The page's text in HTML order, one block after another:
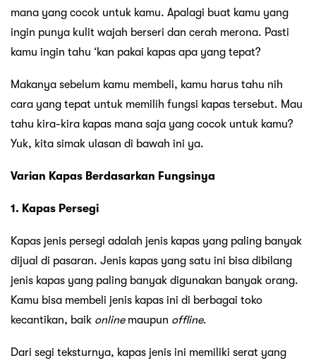
mana yang cocok untuk kamu. Apalagi buat kamu yang
ingin punya kulit wajah berseri dan cerah merona. Pasti
kamu ingin tahu ‘kan pakai kapas apa yang tepat?
Makanya sebelum kamu membeli, kamu harus tahu nih
cara yang tepat untuk memilih fungsi kapas tersebut. Mau
tahu kira-kira kapas mana saja yang cocok untuk kamu?
Yuk, kita simak ulasan di bawah ini ya.
Varian Kapas Berdasarkan Fungsinya
1. Kapas Persegi
Kapas jenis persegi adalah jenis kapas yang paling banyak
dijual di pasaran. Jenis kapas yang satu ini bisa dibilang
jenis kapas yang paling banyak digunakan banyak orang.
Kamu bisa membeli jenis kapas ini di berbagai toko
kecantikan, baik onlinemaupun offline.
Dari segi teksturnya, kapas jenis ini memiliki serat yang